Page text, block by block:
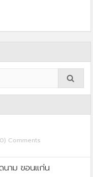
Comments
นาม ขอนแก่น